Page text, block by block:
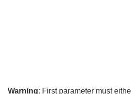
Warning: First parameter must